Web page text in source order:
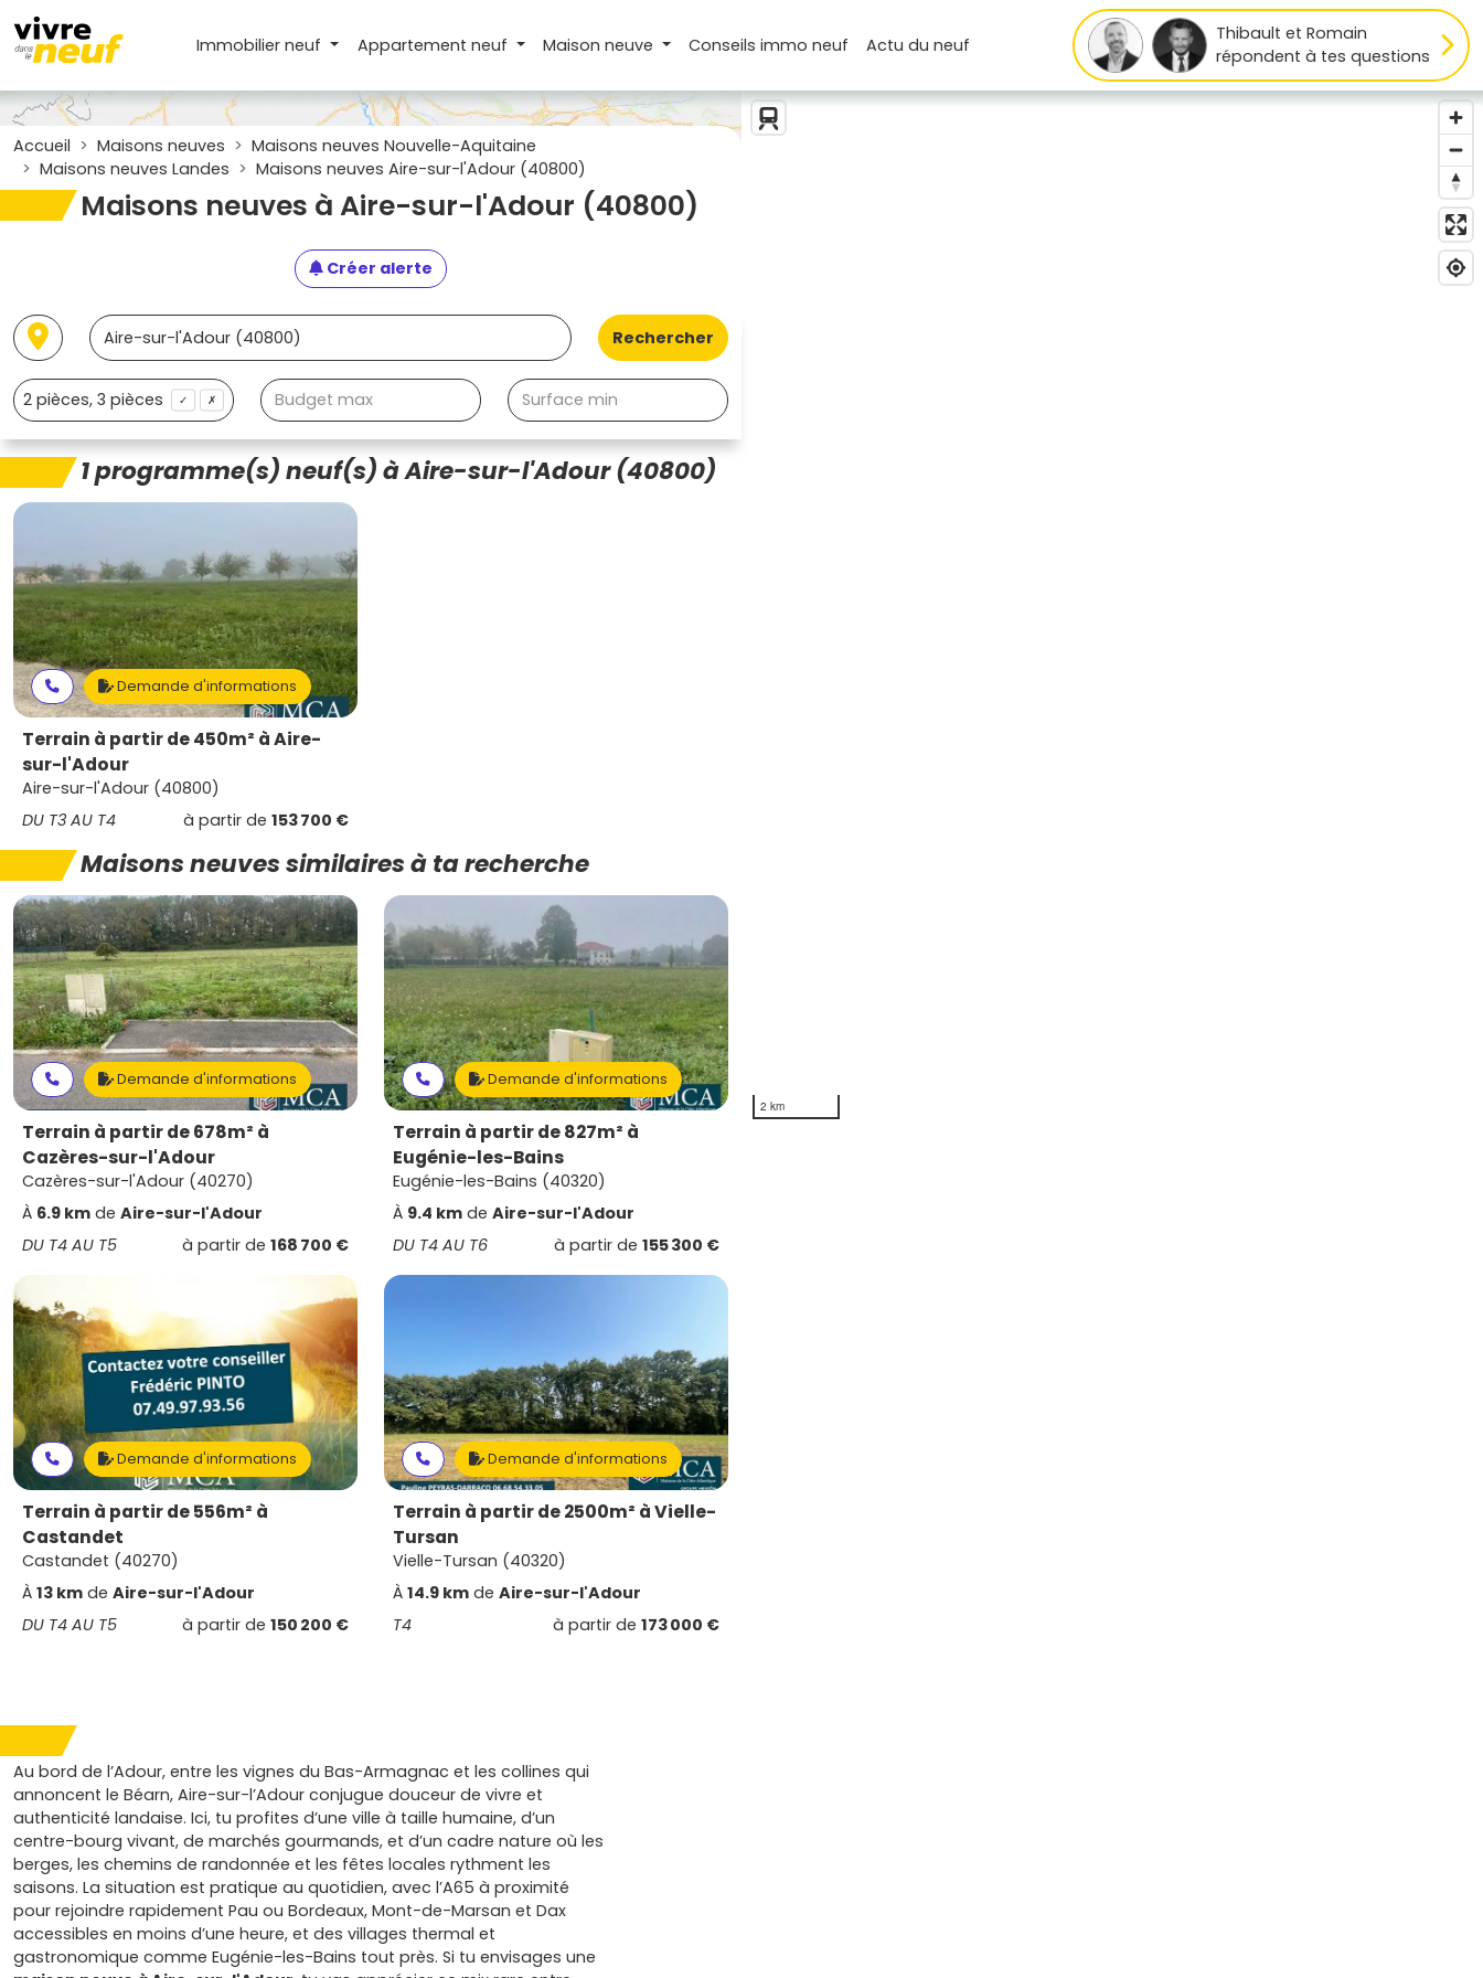
Immobilier neuf Appartement neuf Maison neuve Conseilsimmo neuf Actudu neuf
Thibault et Romain
répondent à tes questions
Accueil Maisons neuves
Maisons neuves Nouvelle-Aquitaine
Maisons neuves Landes
Maisons neuves Aire-sur-l'Adour (40800)
Maisons neuves à Aire-sur-l'Adour (40800)
Créer alerte
Rechercher
✓ ✗
1 programme(s) neuf(s) à Aire-sur-l'Adour (40800)
Demande d'informations
Terrain à partir de 450m² à Aire-
sur-l'Adour
Aire-sur-l'Adour (40800)
DU T3 AU T4
à partir de 153 700 €
Maisons neuves similaires à ta recherche
Demande d'informations
Terrain à partir de 678m² à
Cazères-sur-l'Adour
Cazères-sur-l'Adour (40270)
À 6.9 km de Aire-sur-l'Adour
DU T4 AU T5
à partir de 168 700 €
Demande d'informations
Terrain à partir de 827m² à
Eugénie-les-Bains
Eugénie-les-Bains (40320)
À 9.4 km de Aire-sur-l'Adour
DU T4 AU T6
à partir de 155 300 €
Demande d'informations
Terrain à partir de 556m² à
Castandet
Castandet (40270)
À 13 km de Aire-sur-l'Adour
DU T4 AU T5
à partir de 150 200 €
Demande d'informations
Terrain à partir de 2500m² à Vielle-
Tursan
Vielle-Tursan (40320)
À 14.9 km de Aire-sur-l'Adour
T4
à partir de 173 000 €
2 km
Au bord de l’Adour, entre les vignes du Bas-Armagnac et les collines qui
annoncent le Béarn, Aire-sur-l’Adour conjugue douceur de vivre et
authenticité landaise. Ici, tu profites d’une ville à taille humaine, d’un
centre-bourg vivant, de marchés gourmands, et d’un cadre nature où les
berges, les chemins de randonnée et les fêtes locales rythment les
saisons. La situation est pratique au quotidien, avec l’A65 à proximité
pour rejoindre rapidement Pau ou Bordeaux, Mont-de-Marsan et Dax
accessibles en moins d’une heure, et des villages thermal et
gastronomique comme Eugénie-les-Bains tout près. Si tu envisages une